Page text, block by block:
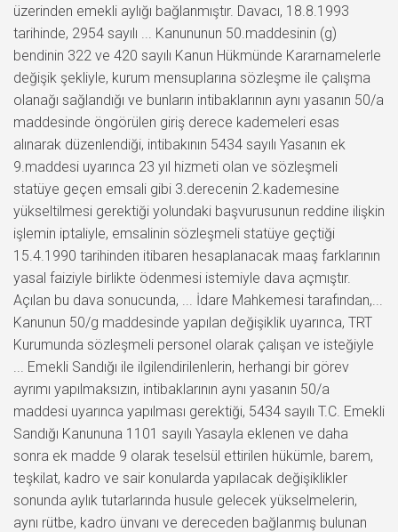
üzerinden emekli aylığı bağlanmıştır. Davacı, 18.8.1993
tarihinde, 2954 sayılı ... Kanununun 50.maddesinin (g)
bendinin 322 ve 420 sayılı Kanun Hükmünde Kararnamelerle
değişik şekliyle, kurum mensuplarına sözleşme ile çalışma
olanağı sağlandığı ve bunların intibaklarının aynı yasanın 50/a
maddesinde öngörülen giriş derece kademeleri esas
alınarak düzenlendiği, intibakının 5434 sayılı Yasanın ek
9.maddesi uyarınca 23 yıl hizmeti olan ve sözleşmeli
statüye geçen emsali gibi 3.derecenin 2.kademesine
yükseltilmesi gerektiği yolundaki başvurusunun reddine ilişkin
işlemin iptaliyle, emsalinin sözleşmeli statüye geçtiği
15.4.1990 tarihinden itibaren hesaplanacak maaş farklarının
yasal faiziyle birlikte ödenmesi istemiyle dava açmıştır.
Açılan bu dava sonucunda, ... İdare Mahkemesi tarafından,...
Kanunun 50/g maddesinde yapılan değişiklik uyarınca, TRT
Kurumunda sözleşmeli personel olarak çalışan ve isteğiyle
... Emekli Sandığı ile ilgilendirilenlerin, herhangi bir görev
ayrımı yapılmaksızın, intibaklarının aynı yasanın 50/a
maddesi uyarınca yapılması gerektiği, 5434 sayılı T.C. Emekli
Sandığı Kanununa 1101 sayılı Yasayla eklenen ve daha
sonra ek madde 9 olarak teselsül ettirilen hükümle, barem,
teşkilat, kadro ve sair konularda yapılacak değişiklikler
sonunda aylık tutarlarında husule gelecek yükselmelerin,
aynı rütbe, kadro ünvanı ve dereceden bağlanmış bulunan